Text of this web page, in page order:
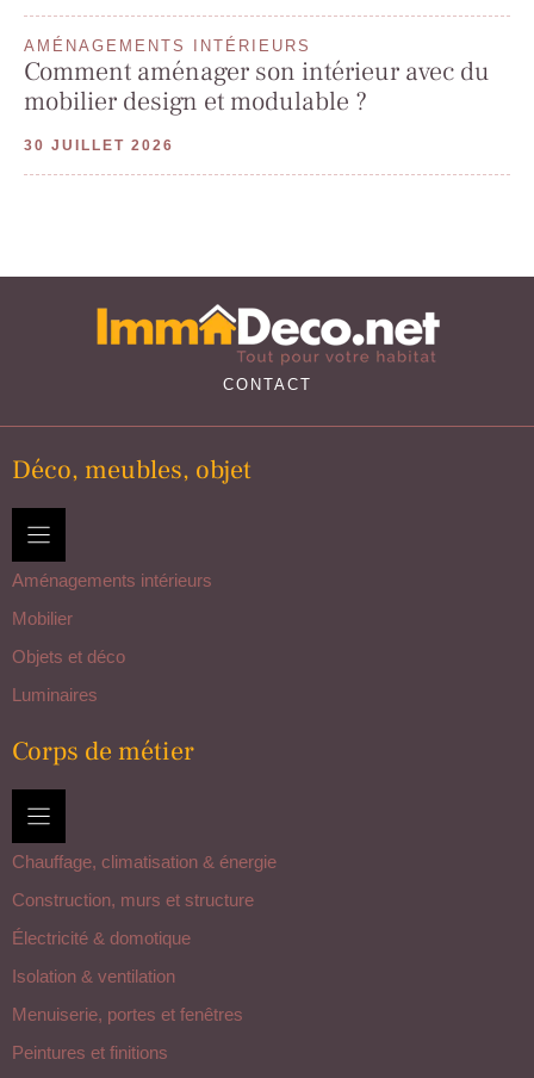
AMÉNAGEMENTS INTÉRIEURS
Comment aménager son intérieur avec du
mobilier design et modulable ?
30 JUILLET 2026
CONTACT
Déco, meubles, objet
Aménagements intérieurs
Mobilier
Objets et déco
Luminaires
Corps de métier
Chauffage, climatisation & énergie
Construction, murs et structure
Électricité & domotique
Isolation & ventilation
Menuiserie, portes et fenêtres
Peintures et finitions